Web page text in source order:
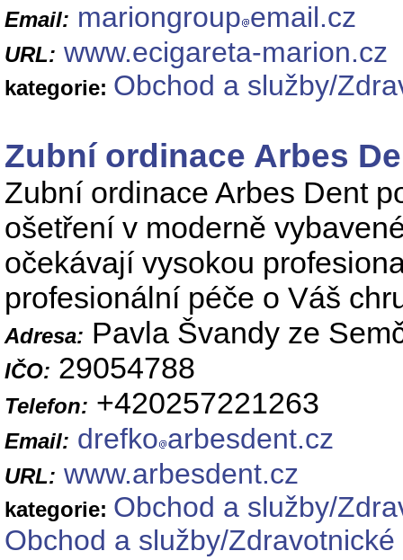
Email: mariongroup email.cz
URL: www.ecigareta-marion.cz
kategorie: Obchod a služby/
Zubní ordinace Arbes
Zubní ordinace Arbes Dent
ošetření v moderně
očekávají vysokou
profesionální péče o Váš
Adresa: Pavla Švandy ze
IČO: 29054788
Telefon: +420257221263
Email: drefko arbesdent.cz
URL: www.arbesdent.cz
kategorie: Obchod a služby/
Obchod a služby/